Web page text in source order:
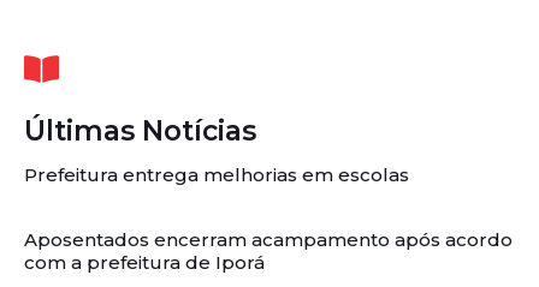
Últimas Notícias
Prefeitura entrega melhorias em escolas
Aposentados encerram acampamento após acordo
com a prefeitura de Iporá